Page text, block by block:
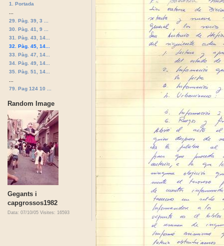
1. Portada
29. Pàg. 39, 3 ...
30. Pàg. 41, 9 ...
31. Pàg. 43, 14...
32. Pàg. 45, 14...
33. Pàg. 47, 14...
34. Pàg. 49, 14...
35. Pàg. 51, 14...
79. Pag 124 10 ...
Random Image
Gegants i
capgrossos1982
Data: 07/10/05 Visites: 16593